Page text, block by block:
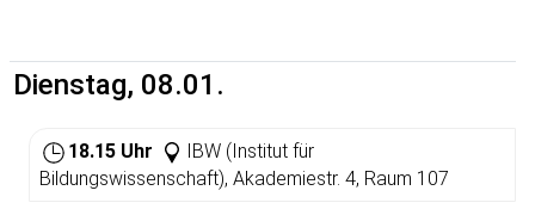
Dienstag, 08.01.
18.15 Uhr
IBW (Institut für
Bildungswissenschaft), Akademiestr. 4, Raum 107